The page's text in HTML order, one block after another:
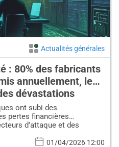
Actualités générales
: 80% des fabricants
annuellement, le
dévastations
ont subi des
pertes financières
d'attaque et des
01/04/2026 12:00